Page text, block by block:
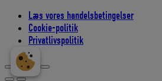
Læs vores handelsbetingelser
Cookie-politik
Privatlivspolitik